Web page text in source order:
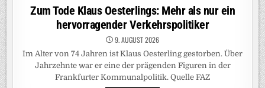
in
Zum Tode Klaus Oesterlings: Mehr als nur ein
hervorragender Verkehrspolitiker
9. AUGUST 2026
Im Alter von 74 Jahren ist Klaus Oesterling gestorben. Über
Jahrzehnte war er eine der prägenden Figuren in der
Frankfurter Kommunalpolitik. Quelle FAZ